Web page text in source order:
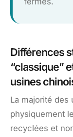
Différences
“classique”
usines
La majorité des
physiquement
recyclées et